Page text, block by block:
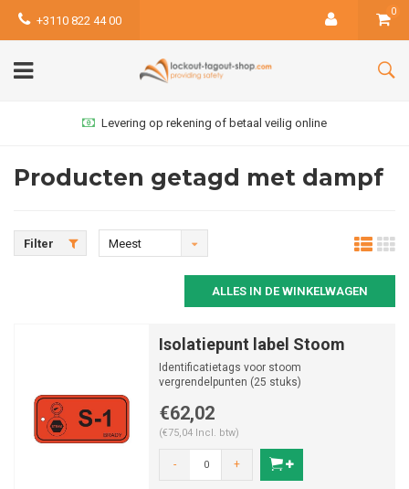
+3110 822 44 00
0
Levering op rekening of betaal veilig online
Producten getagd met dampf
Filter
Meest
ALLES IN DE WINKELWAGEN
Isolatiepunt label Stoom
Identificatietags voor stoom
vergrendelpunten (25 stuks)
€62,02
(€75,04 Incl. btw)
- +